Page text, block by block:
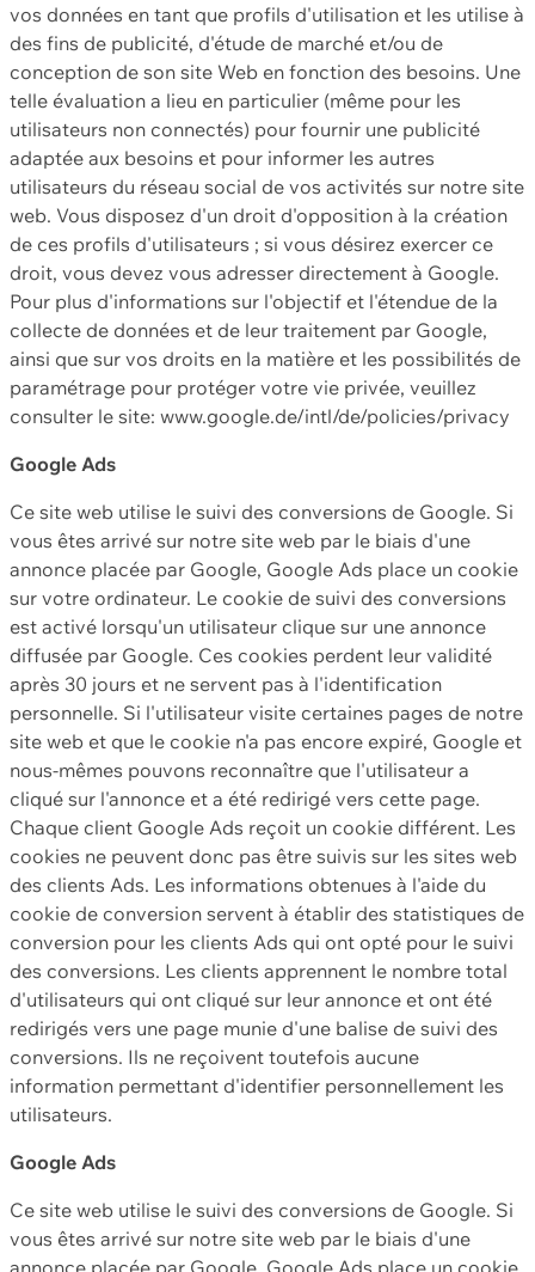
vos données en tant que profils d'utilisation et les utilise à
des fins de publicité, d'étude de marché et/ou de
conception de son site Web en fonction des besoins. Une
telle évaluation a lieu en particulier (même pour les
utilisateurs non connectés) pour fournir une publicité
adaptée aux besoins et pour informer les autres
utilisateurs du réseau social de vos activités sur notre site
web. Vous disposez d'un droit d'opposition à la création
de ces profils d'utilisateurs ; si vous désirez exercer ce
droit, vous devez vous adresser directement à Google.
Pour plus d'informations sur l'objectif et l'étendue de la
collecte de données et de leur traitement par Google,
ainsi que sur vos droits en la matière et les possibilités de
paramétrage pour protéger votre vie privée, veuillez
consulter le site: www.google.de/intl/de/policies/privacy
Google Ads
Ce site web utilise le suivi des conversions de Google. Si
vous êtes arrivé sur notre site web par le biais d'une
annonce placée par Google, Google Ads place un cookie
sur votre ordinateur. Le cookie de suivi des conversions
est activé lorsqu'un utilisateur clique sur une annonce
diffusée par Google. Ces cookies perdent leur validité
après 30 jours et ne servent pas à l'identification
personnelle. Si l'utilisateur visite certaines pages de notre
site web et que le cookie n'a pas encore expiré, Google et
nous-mêmes pouvons reconnaître que l'utilisateur a
cliqué sur l'annonce et a été redirigé vers cette page.
Chaque client Google Ads reçoit un cookie différent. Les
cookies ne peuvent donc pas être suivis sur les sites web
des clients Ads. Les informations obtenues à l'aide du
cookie de conversion servent à établir des statistiques de
conversion pour les clients Ads qui ont opté pour le suivi
des conversions. Les clients apprennent le nombre total
d'utilisateurs qui ont cliqué sur leur annonce et ont été
redirigés vers une page munie d'une balise de suivi des
conversions. Ils ne reçoivent toutefois aucune
information permettant d'identifier personnellement les
utilisateurs.
Google Ads
Ce site web utilise le suivi des conversions de Google. Si
vous êtes arrivé sur notre site web par le biais d'une